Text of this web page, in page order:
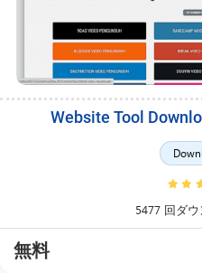
Website Tool
5477 回ダ
無料